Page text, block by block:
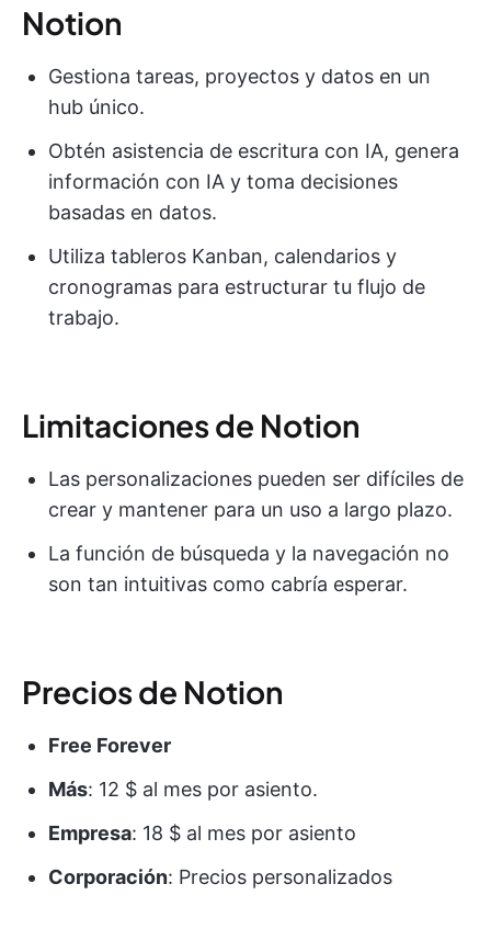
Notion
Gestiona tareas, proyectos y datos en un
hub único.
Obtén asistencia de escritura con IA, genera
información con IA y toma decisiones
basadas en datos.
Utiliza tableros Kanban, calendarios y
cronogramas para estructurar tu flujo de
trabajo.
Limitaciones de Notion
Las personalizaciones pueden ser difíciles de
crear y mantener para un uso a largo plazo.
La función de búsqueda y la navegación no
son tan intuitivas como cabría esperar.
Precios de Notion
Free Forever
Más: 12 $ al mes por asiento.
Empresa: 18 $ al mes por asiento
Corporación: Precios personalizados